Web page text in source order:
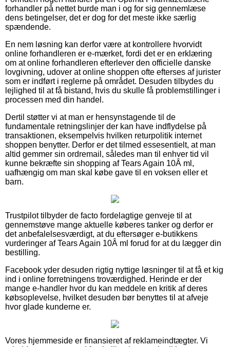
forhandler på nettet burde man i og for sig gennemlæse
dens betingelser, det er dog for det meste ikke særlig
spændende.
En nem løsning kan derfor være at kontrollere hvorvidt
online forhandleren er e-mærket, fordi det er en erklæring
om at online forhandleren efterlever den officielle danske
lovgivning, udover at online shoppen ofte efterses af jurister
som er indført i reglerne på området. Desuden tilbydes du
lejlighed til at få bistand, hvis du skulle få problemstillinger i
processen med din handel.
Dertil støtter vi at man er hensynstagende til de
fundamentale retningslinjer der kan have indflydelse på
transaktionen, eksempelvis hvilken returpolitik internet
shoppen benytter. Derfor er det tilmed essesentielt, at man
altid gemmer sin ordremail, således man til enhver tid vil
kunne bekræfte sin shopping af Tears Again 10Â ml,
uafhængig om man skal købe gave til en voksen eller et
barn.
Trustpilot tilbyder de facto fordelagtige genveje til at
gennemstøve mange aktuelle køberes tanker og derfor er
det anbefalelsesværdigt, at du eftersøger e-butikkens
vurderinger af Tears Again 10Â ml forud for at du lægger din
bestilling.
Facebook yder desuden rigtig nyttige løsninger til at få et kig
ind i online forretningens troværdighed. Herinde er der
mange e-handler hvor du kan meddele en kritik af deres
købsoplevelse, hvilket desuden bør benyttes til at afveje
hvor glade kunderne er.
Vores hjemmeside er finansieret af reklameindtægter. Vi